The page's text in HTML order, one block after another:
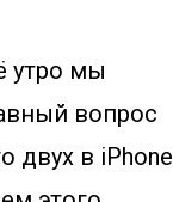
утро мы
вопрос
двух в iPhone